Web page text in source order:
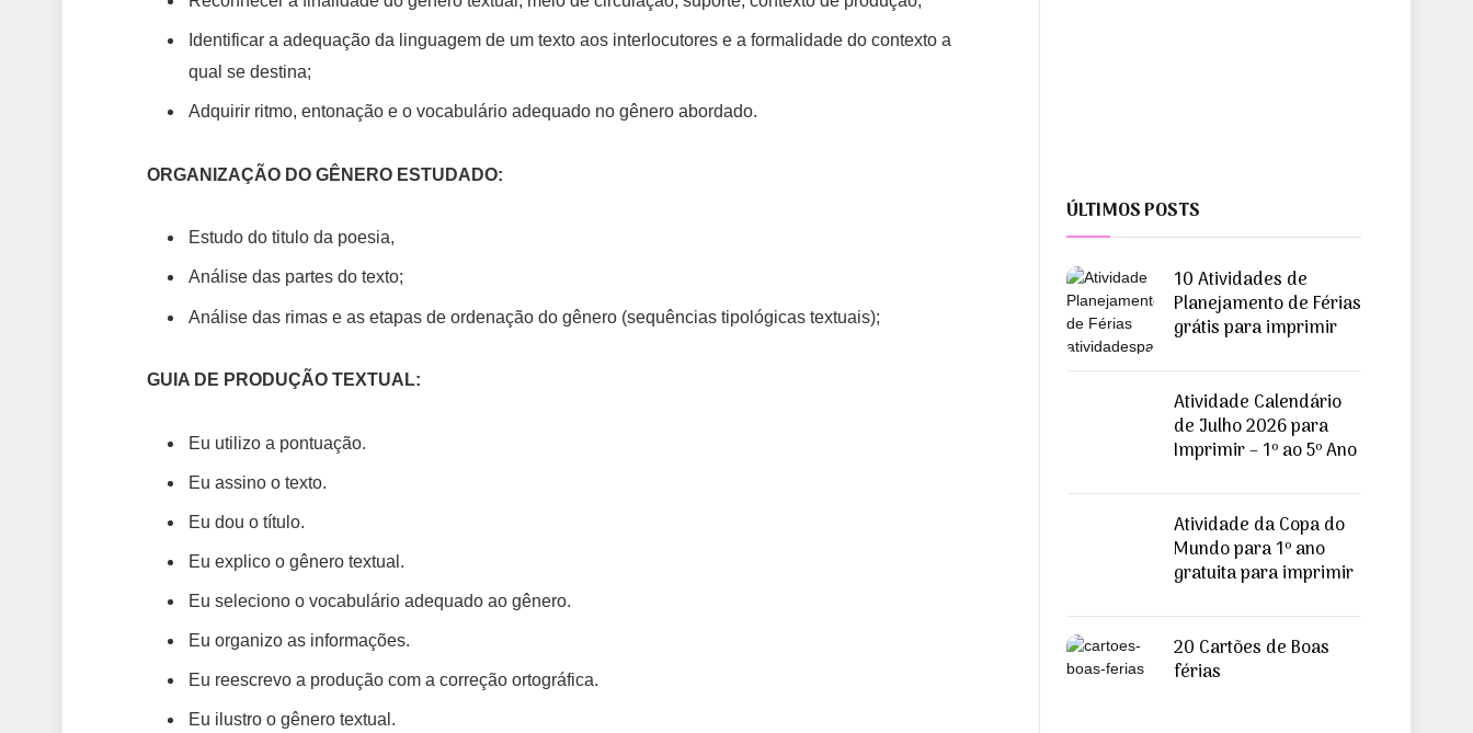
Identificar a adequação da linguagem de um texto aos interlocutores e a formalidade do contexto a
qual se destina;
Adquirir ritmo, entonação e o vocabulário adequado no gênero abordado.
ORGANIZAÇÃO DO GÊNERO ESTUDADO:
Estudo do titulo da poesia,
Análise das partes do texto;
Análise das rimas e as etapas de ordenação do gênero (sequências tipológicas textuais);
GUIA DE PRODUÇÃO TEXTUAL:
Eu utilizo a pontuação.
Eu assino o texto.
Eu dou o título.
Eu explico o gênero textual.
Eu seleciono o vocabulário adequado ao gênero.
Eu organizo as informações.
Eu reescrevo a produção com a correção ortográfica.
Eu ilustro o gênero textual.
ÚLTIMOS POSTS
10 Atividades de
Planejamento de Férias
grátis para imprimir
Atividade Calendário
de Julho 2026 para
Imprimir – 1º ao 5º Ano
Atividade da Copa do
Mundo para 1º ano
gratuita para imprimir
20 Cartões de Boas
férias